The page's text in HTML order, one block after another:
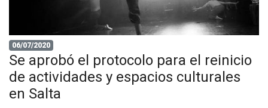
06/07/2020
Se aprobó el protocolo para el reinicio
de actividades y espacios culturales
en Salta